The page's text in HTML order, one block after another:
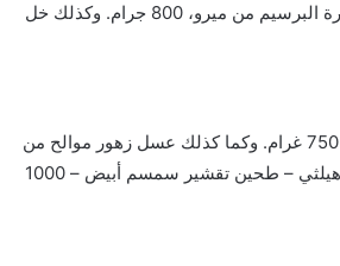
ميل – 500 جم. وهناك كذلك زيت زيتون خام من ايزيس، 250 مل. كذلك عسل نوارة البرسيم من ميرو، 800 جرام. وكذلك خل
كما كذلك عسل أسود من شانة – 450 غرام. وهناك كذلك عسل أسود من شانة – 750 غرام. وكما كذلك عسل زهور موالح من
شانه – 4.25 رطل. ولدينا كذلك مشمش مجفف حجم (8) 200 جرام. وكذلك ايكو هيلثي – طحين تقشير سمسم أبيض – 1000